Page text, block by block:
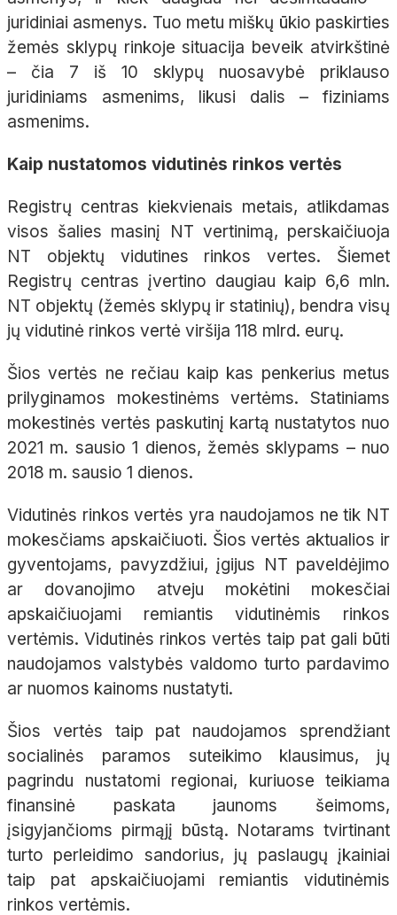
juridiniai asmenys. Tuo metu miškų ūkio paskirties
žemės sklypų rinkoje situacija beveik atvirkštinė
– čia 7 iš 10 sklypų nuosavybė priklauso
juridiniams asmenims, likusi dalis – fiziniams
asmenims.
Kaip nustatomos vidutinės rinkos vertės
Registrų centras kiekvienais metais, atlikdamas
visos šalies masinį NT vertinimą, perskaičiuoja
NT objektų vidutines rinkos vertes. Šiemet
Registrų centras įvertino daugiau kaip 6,6 mln.
NT objektų (žemės sklypų ir statinių), bendra visų
jų vidutinė rinkos vertė viršija 118 mlrd. eurų.
Šios vertės ne rečiau kaip kas penkerius metus
prilyginamos mokestinėms vertėms. Statiniams
mokestinės vertės paskutinį kartą nustatytos nuo
2021 m. sausio 1 dienos, žemės sklypams – nuo
2018 m. sausio 1 dienos.
Vidutinės rinkos vertės yra naudojamos ne tik NT
mokesčiams apskaičiuoti. Šios vertės aktualios ir
gyventojams, pavyzdžiui, įgijus NT paveldėjimo
ar dovanojimo atveju mokėtini mokesčiai
apskaičiuojami remiantis vidutinėmis rinkos
vertėmis. Vidutinės rinkos vertės taip pat gali būti
naudojamos valstybės valdomo turto pardavimo
ar nuomos kainoms nustatyti.
Šios vertės taip pat naudojamos sprendžiant
socialinės paramos suteikimo klausimus, jų
pagrindu nustatomi regionai, kuriuose teikiama
finansinė paskata jaunoms šeimoms,
įsigyjančioms pirmąjį būstą. Notarams tvirtinant
turto perleidimo sandorius, jų paslaugų įkainiai
taip pat apskaičiuojami remiantis vidutinėmis
rinkos vertėmis.